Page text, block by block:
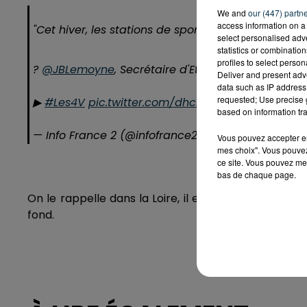
"Cet hiver, les stations de sport d'hiver seront
? @JBLemoyne, Secrétaire d'Etat chargé du
▶#Les4V pic.twitter.com/dhcismSyjm
— Info France 2 (@infofrance2) November 5, 2021
On le rappelle dans la Loire, il est possible de
fond.
We and our (447)
access information on
select personalised
statistics or
profiles to select
Deliver and present
data such as IP
requested; Use precise
based on information
Vous pouvez accepter
mes choix". Vous
ce site. Vous pouvez
bas de chaque page.